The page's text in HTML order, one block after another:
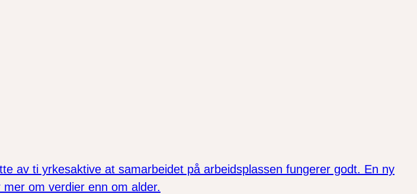
av ti yrkesaktive at samarbeidet på arbeidsplassen fungerer godt. En ny
om verdier enn om alder.